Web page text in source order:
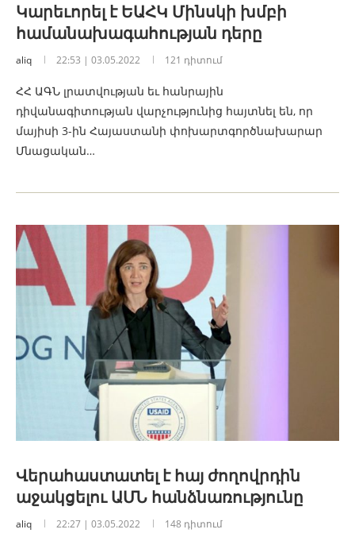
Կարեւորել է ԵԱՀԿ Մինսկի խմբի
համանախագահության դերը
aliq 22:53 | 03.05.2022 121 դիտում
ՀՀ ԱԳՆ լրատվության եւ հանրային
դիվանագիտության վարչությունից հայտնել են, որ
մայիսի 3-ին Հայաստանի փոխարտգործնախարար
Մնացական…
Վերահաստատել է հայ ժողովրդին
աջակցելու ԱՄՆ հանձնառությունը
aliq 22:27 | 03.05.2022 148 դիտում